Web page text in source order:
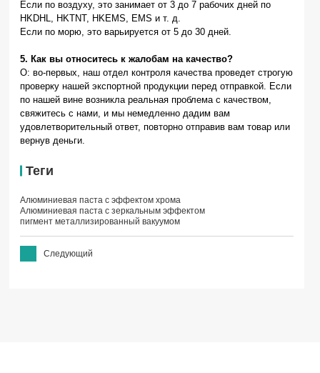
Если по воздуху, это занимает от 3 до 7 рабочих дней по
HKDHL, HKTNT, HKEMS, EMS и т. д.
Если по морю, это варьируется от 5 до 30 дней.
5. Как вы относитесь к жалобам на качество?
О: во-первых, наш отдел контроля качества проведет строгую
проверку нашей экспортной продукции перед отправкой. Если
по нашей вине возникла реальная проблема с качеством,
свяжитесь с нами, и мы немедленно дадим вам
удовлетворительный ответ, повторно отправив вам товар или
вернув деньги.
Теги
Алюминиевая паста с эффектом хрома
Алюминиевая паста с зеркальным эффектом
пигмент металлизированный вакуумом
Следующий